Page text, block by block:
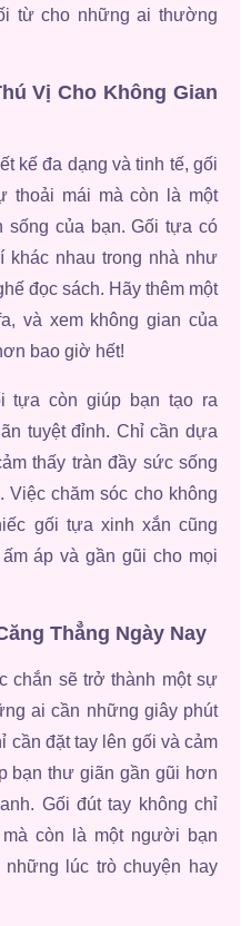
từ cho những ai thường
Vị Cho Không Gian
kế đa dạng và tinh tế, gối
thoải mái mà còn là một
sống của bạn. Gối tựa có
nhau trong nhà như
đọc sách. Hãy thêm một
và xem không gian của
bao giờ hết!
tựa còn giúp bạn tạo ra
tuyệt đỉnh. Chỉ cần dựa
thấy tràn đầy sức sống
chăm sóc cho không
gối tựa xinh xắn cũng
áp và gần gũi cho mọi
Thẳng Ngày Nay
chắn sẽ trở thành một sự
ai cần những giây phút
cần đặt tay lên gối và cảm
bạn thư giãn gần gũi hơn
Gối đút tay không chỉ
còn là một người bạn
lúc trò chuyện hay